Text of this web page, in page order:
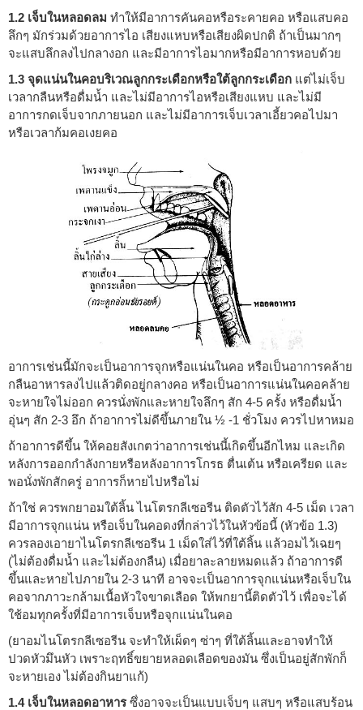
1.2 เจ็บในหลอดลม ทำให้มีอาการคันคอหรือระคายคอ หรือแสบคอ
ลึกๆ มักร่วมด้วยอาการไอ เสียงแหบหรือเสียงผิดปกติ ถ้าเป็นมากๆ
จะแสบลึกลงไปกลางอก และมีอาการไอมากหรือมีอาการหอบด้วย
1.3 จุดแน่นในคอบริเวณลูกกระเดือกหรือใต้ลูกกระเดือก แต่ไม่เจ็บ
เวลากลืนหรือดื่มน้ำ และไม่มีอาการไอหรือเสียงแหบ และไม่มี
อาการกดเจ็บจากภายนอก และไม่มีอาการเจ็บเวลาเอี้ยวคอไปมา
หรือเวลาก้มคอเงยคอ
อาการเช่นนี้มักจะเป็นอาการจุกหรือแน่นในคอ หรือเป็นอาการคล้าย
กลืนอาหารลงไปแล้วติดอยู่กลางคอ หรือเป็นอาการแน่นในคอคล้าย
จะหายใจไม่ออก ควรนั่งพักและหายใจลึกๆ สัก 4-5 ครั้ง หรือดื่มน้ำ
อุ่นๆ สัก 2-3 อึก ถ้าอาการไม่ดีขึ้นภายใน ½ -1 ชั่วโมง ควรไปหาหมอ
ถ้าอาการดีขึ้น ให้คอยสังเกตว่าอาการเช่นนี้เกิดขึ้นอีกไหม และเกิด
หลังการออกกำลังกายหรือหลังอาการโกรธ ตื่นเต้น หรือเครียด และ
พอนั่งพักสักครู่ อาการก็หายไปหรือไม่
ถ้าใช่ ควรพกยาอมใต้ลิ้น ไนโตรกลีเซอรีน ติดตัวไว้สัก 4-5 เม็ด เวลา
มีอาการจุกแน่น หรือเจ็บในคอดงที่กล่าวไว้ในหัวข้อนี้ (หัวข้อ 1.3)
ควรลองเอายาไนโตรกลีเซอรีน 1 เม็ดใส่ไว้ที่ใต้ลิ้น แล้วอมไว้เฉยๆ
(ไม่ต้องดื่มน้ำ และไม่ต้องกลืน) เมื่อยาละลายหมดแล้ว ถ้าอาการดี
ขึ้นและหายไปภายใน 2-3 นาที อาจจะเป็นอาการจุกแน่นหรือเจ็บใน
คอจากภาวะกล้ามเนื้อหัวใจขาดเลือด ให้พกยานี้ติดตัวไว้ เพื่อจะได้
ใช้อมทุกครั้งที่มีอาการเจ็บหรือจุกแน่นในคอ
(ยาอมไนโตรกลีเซอรีน จะทำให้เผ็ดๆ ซ่าๆ ที่ใต้ลิ้นและอาจทำให้
ปวดหัวมึนหัว เพราะฤทธิ์ขยายหลอดเลือดของมัน ซึ่งเป็นอยู่สักพักก็
จะหายเอง ไม่ต้องกินยาแก้)
1.4 เจ็บในหลอดอาหารซึ่งอาจจะเป็นแบบเจ็บๆ แสบๆ หรือแสบร้อน